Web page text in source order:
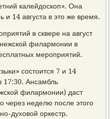
калейдоскоп». Она
14 августа в это же время.
в сквере на август
филармонии в
мероприятий.
состоится 7 и 14
17:30. Ансамбль
филармонии) даст
через неделю после этого
духовой оркестр.